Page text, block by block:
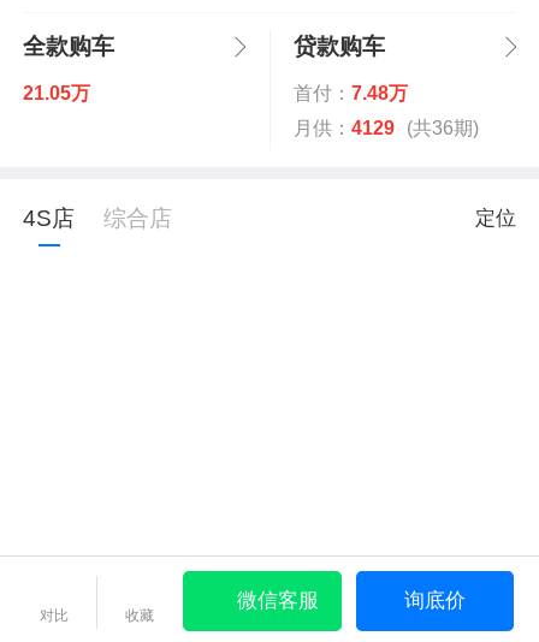
全款购车
21.05万
贷款购车
首付： 7.48万
月供： 4129 (共36期)
4S店 综合店 定位
对比 收藏
微信客服 询底价